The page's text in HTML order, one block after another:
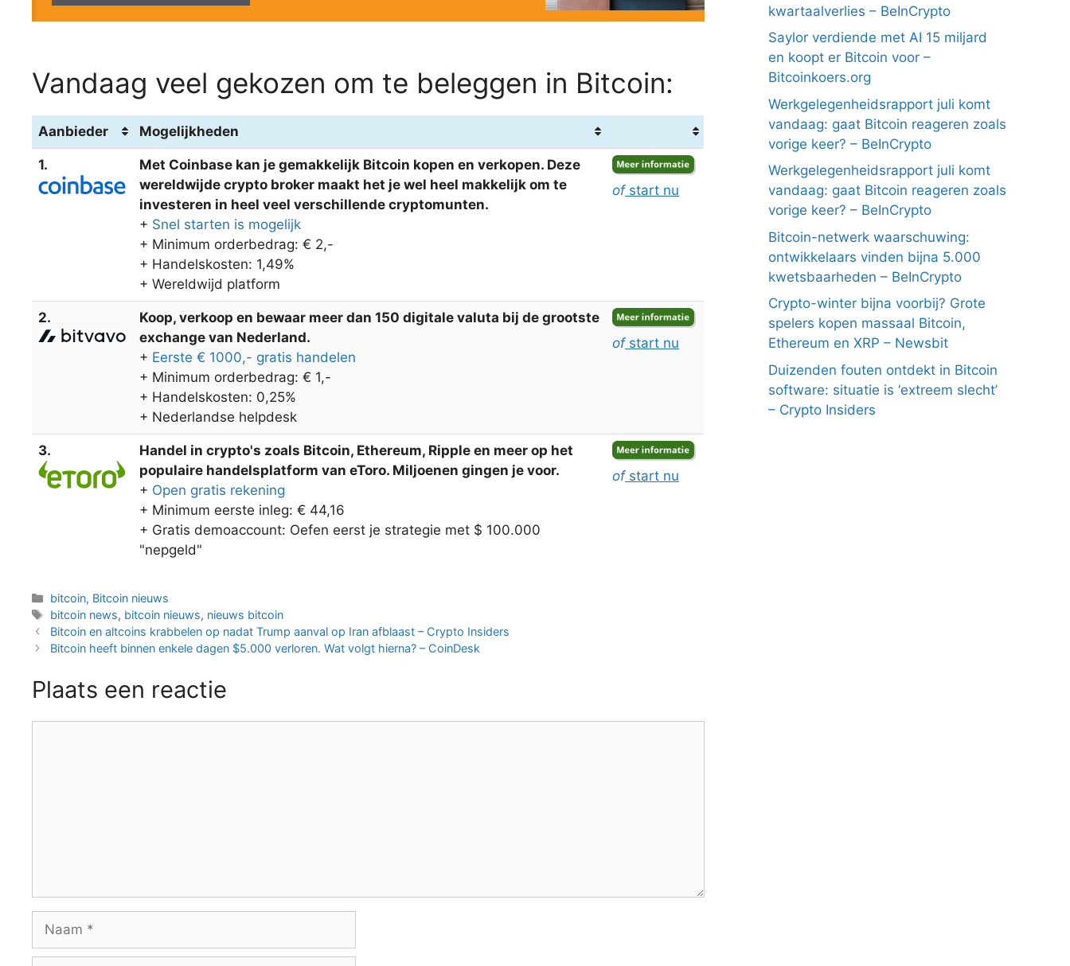
Vandaag veel gekozen om te beleggen in Bitcoin:
Aanbieder Mogelijkheden
1.
Met Coinbase kan je gemakkelijk Bitcoin kopen en verkopen. Deze
wereldwijde crypto broker maakt het je wel heel makkelijk om te
investeren in heel veel verschillende cryptomunten.
+ Snel starten is mogelijk
+ Minimum orderbedrag: € 2,-
+ Handelskosten: 1,49%
+ Wereldwijd platform
ofstart nu
2.
Koop, verkoop en bewaar meer dan 150 digitale valuta bij de grootste
exchange van Nederland.
+ Eerste € 1000,- gratis handelen
+ Minimum orderbedrag: € 1,-
+ Handelskosten: 0,25%
+ Nederlandse helpdesk
ofstart nu
3.
Handel in crypto's zoals Bitcoin, Ethereum, Ripple en meer op het
populaire handelsplatform van eToro. Miljoenen gingen je voor.
+ Open gratis rekening
+ Minimum eerste inleg: € 44,16
+ Gratis demoaccount: Oefen eerst je strategie met $ 100.000
"nepgeld"
ofstart nu
Categorieën
bitcoin, Bitcoin nieuws
Tags
bitcoin news, bitcoin nieuws, nieuws bitcoin
Berichtnavigatie
Bitcoin en altcoins krabbelen op nadat Trump aanval op Iran afblaast – Crypto Insiders
Bitcoin heeft binnen enkele dagen $5.000 verloren. Wat volgt hierna? – CoinDesk
Plaats een reactie
Naam
kwartaalverlies – BeInCrypto
Saylor verdiende met AI 15 miljard
en koopt er Bitcoin voor –
Bitcoinkoers.org
Werkgelegenheidsrapport juli komt
vandaag: gaat Bitcoin reageren zoals
vorige keer? – BeInCrypto
Werkgelegenheidsrapport juli komt
vandaag: gaat Bitcoin reageren zoals
vorige keer? – BeInCrypto
Bitcoin-netwerk waarschuwing:
ontwikkelaars vinden bijna 5.000
kwetsbaarheden – BeInCrypto
Crypto-winter bijna voorbij? Grote
spelers kopen massaal Bitcoin,
Ethereum en XRP – Newsbit
Duizenden fouten ontdekt in Bitcoin
software: situatie is ‘extreem slecht’
– Crypto Insiders